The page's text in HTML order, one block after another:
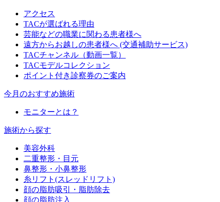
アクセス
TACが選ばれる理由
芸能などの職業に関わる患者様へ
遠方からお越しの患者様へ (交通補助サービス)
TACチャンネル（動画一覧）
TACモデルコレクション
ポイント付き診察券のご案内
今月のおすすめ施術
モニターとは？
施術から探す
美容外科
二重整形・目元
鼻整形・小鼻整形
糸リフト(スレッドリフト)
顔の脂肪吸引・脂肪除去
顔の脂肪注入